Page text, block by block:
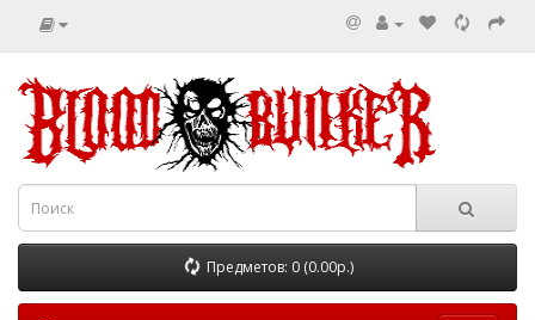
Предметов: 0 (0.00р.)